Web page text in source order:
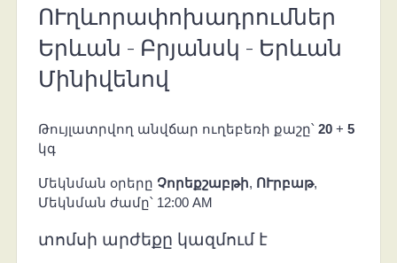
ՈՒղևորափոխադրումներ
Երևան - Բրյանսկ - Երևան
Մինիվենով
Թույլատրվող անվճար ուղեբեռի քաշը՝ 20+ 5
կգ
Մեկնման օրերը Չորեքշաբթի, ՈՒրբաթ,
Մեկնման ժամը՝ 12:00 AM
տոմսի արժեքը կազմում է